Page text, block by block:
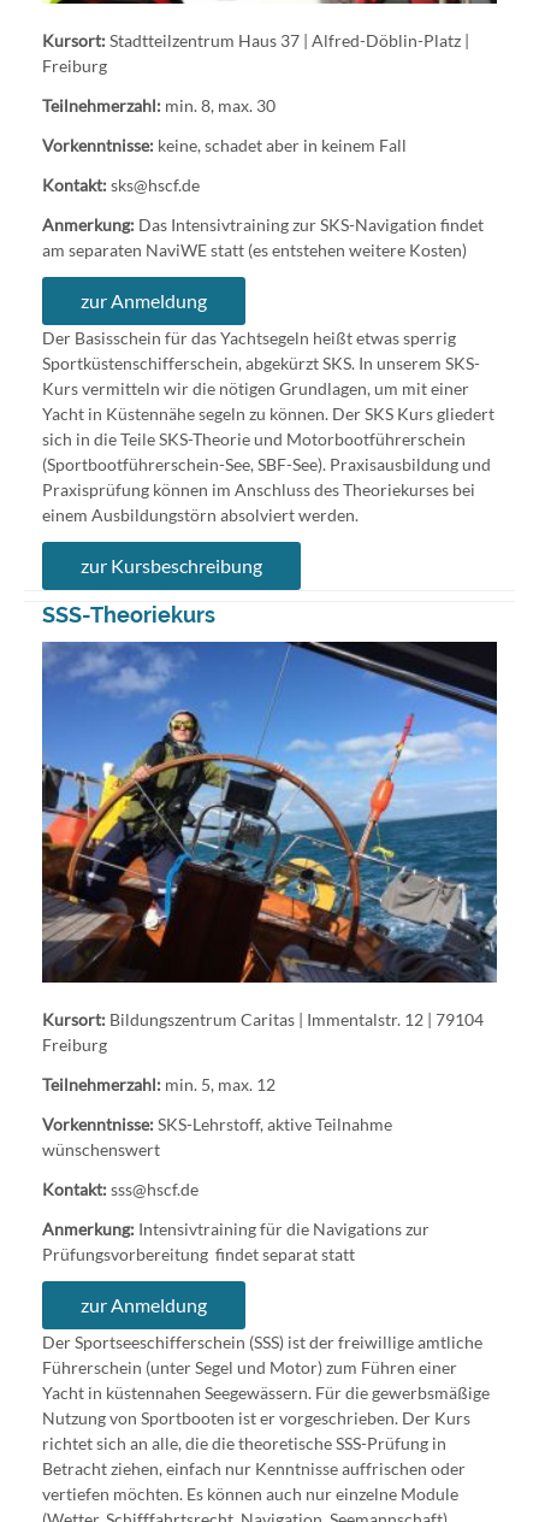
Kursort:Stadtteilzentrum Haus 37 | Alfred-Döblin-Platz |
Freiburg
Teilnehmerzahl: min. 8, max. 30
Vorkenntnisse: keine, schadet aber in keinem Fall
Kontakt:sks@hscf.de
Anmerkung: Das Intensivtraining zur SKS-Navigation findet
am separaten NaviWE statt (es entstehen weitere Kosten)
zur Anmeldung
Der Basisschein für das Yachtsegeln heißt etwas sperrig
Sportküstenschifferschein, abgekürzt SKS. In unserem SKS-
Kurs vermitteln wir die nötigen Grundlagen, um mit einer
Yacht in Küstennähe segeln zu können. Der SKS Kurs gliedert
sich in die Teile SKS-Theorie und Motorbootführerschein
(Sportbootführerschein-See, SBF-See). Praxisausbildung und
Praxisprüfung können im Anschluss des Theoriekurses bei
einem Ausbildungstörn absolviert werden.
zur Kursbeschreibung
SSS-Theoriekurs
Kursort: Bildungszentrum Caritas | Immentalstr. 12 | 79104
Freiburg
Teilnehmerzahl: min. 5, max. 12
Vorkenntnisse:SKS-Lehrstoff, aktive Teilnahme
wünschenswert
Kontakt:sss@hscf.de
Anmerkung: Intensivtraining für die Navigations zur
Prüfungsvorbereitung findet separat statt
zur Anmeldung
Der Sportseeschifferschein (SSS) ist der freiwillige amtliche
Führerschein (unter Segel und Motor) zum Führen einer
Yacht in küstennahen Seegewässern. Für die gewerbsmäßige
Nutzung von Sportbooten ist er vorgeschrieben. Der Kurs
richtet sich an alle, die die theoretische SSS-Prüfung in
Betracht ziehen, einfach nur Kenntnisse auffrischen oder
vertiefen möchten. Es können auch nur einzelne Module